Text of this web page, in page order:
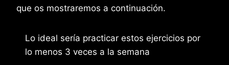
que os mostraremos a continuación.
Lo ideal sería practicar estos ejercicios por
lo menos 3 veces a la semana